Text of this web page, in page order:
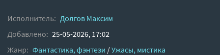
Исполнитель: Долгов Максим
Добавлено: 25-05-2026, 17:02
Жанр: Фантастика, фэнтези /Ужасы, мистика